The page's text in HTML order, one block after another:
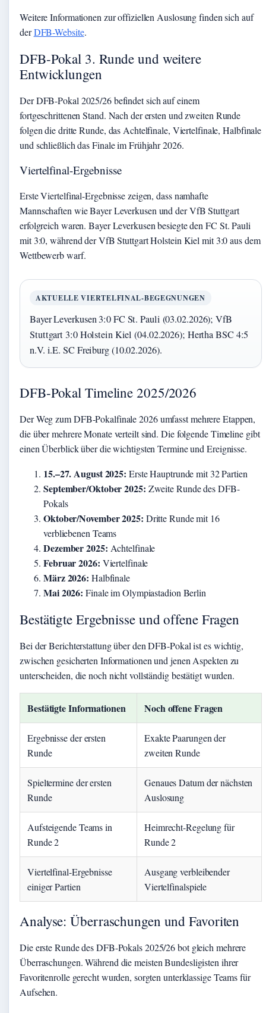
Weitere Informationen zur offiziellen Auslosung finden sich auf
derDFB-Website.
DFB-Pokal 3. Runde und weitere
Entwicklungen
Der DFB-Pokal 2025/26 befindet sich auf einem
fortgeschrittenen Stand. Nach der ersten und zweiten Runde
folgen die dritte Runde, das Achtelfinale, Viertelfinale, Halbfinale
und schließlich das Finale im Frühjahr 2026.
Viertelfinal-Ergebnisse
Erste Viertelfinal-Ergebnisse zeigen, dass namhafte
Mannschaften wie Bayer Leverkusen und der VfB Stuttgart
erfolgreich waren. Bayer Leverkusen besiegte den FC St. Pauli
mit 3:0, während der VfB Stuttgart Holstein Kiel mit 3:0 aus dem
Wettbewerb warf.
AKTUELLE VIERTELFINAL-BEGEGNUNGEN
Bayer Leverkusen 3:0 FC St. Pauli (03.02.2026); VfB
Stuttgart 3:0 Holstein Kiel (04.02.2026); Hertha BSC 4:5
n.V. i.E. SC Freiburg (10.02.2026).
DFB-Pokal Timeline 2025/2026
Der Weg zum DFB-Pokalfinale 2026 umfasst mehrere Etappen,
die über mehrere Monate verteilt sind. Die folgende Timeline gibt
einen Überblick über die wichtigsten Termine und Ereignisse.
15.–27. August 2025: Erste Hauptrunde mit 32 Partien
September/Oktober 2025: Zweite Runde des DFB-
Pokals
Oktober/November 2025: Dritte Runde mit 16
verbliebenen Teams
Dezember 2025: Achtelfinale
Februar 2026: Viertelfinale
März 2026: Halbfinale
Mai 2026: Finale im Olympiastadion Berlin
Bestätigte Ergebnisse und offene Fragen
Bei der Berichterstattung über den DFB-Pokal ist es wichtig,
zwischen gesicherten Informationen und jenen Aspekten zu
unterscheiden, die noch nicht vollständig bestätigt wurden.
Bestätigte Informationen Noch offene Fragen
Ergebnisse der ersten
Runde
Exakte Paarungen der
zweiten Runde
Spieltermine der ersten
Runde
Genaues Datum der nächsten
Auslosung
Aufsteigende Teams in
Runde 2
Heimrecht-Regelung für
Runde 2
Viertelfinal-Ergebnisse
einiger Partien
Ausgang verbleibender
Viertelfinalspiele
Analyse: Überraschungen und Favoriten
Die erste Runde des DFB-Pokals 2025/26 bot gleich mehrere
Überraschungen. Während die meisten Bundesligisten ihrer
Favoritenrolle gerecht wurden, sorgten unterklassige Teams für
Aufsehen.